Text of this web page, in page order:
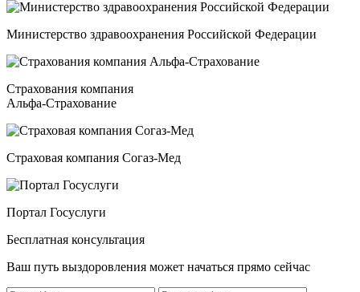
Министерство здравоохранения Российской Федерации
Страхования компания
Альфа-Страхование
Страховая компания Согаз-Мед
Портал Госуслуги
Бесплатная консультация
Ваш путь выздоровления может начаться прямо сейчас